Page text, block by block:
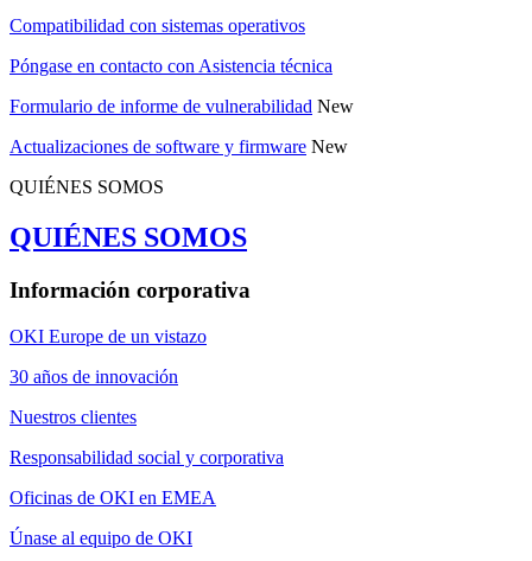
Compatibilidad con sistemas operativos
Póngase en contacto con Asistencia técnica
Formulario de informe de vulnerabilidad New
Actualizaciones de software y firmware New
QUIÉNES SOMOS
QUIÉNES SOMOS
Información corporativa
OKI Europe de un vistazo
30 años de innovación
Nuestros clientes
Responsabilidad social y corporativa
Oficinas de OKI en EMEA
Únase al equipo de OKI